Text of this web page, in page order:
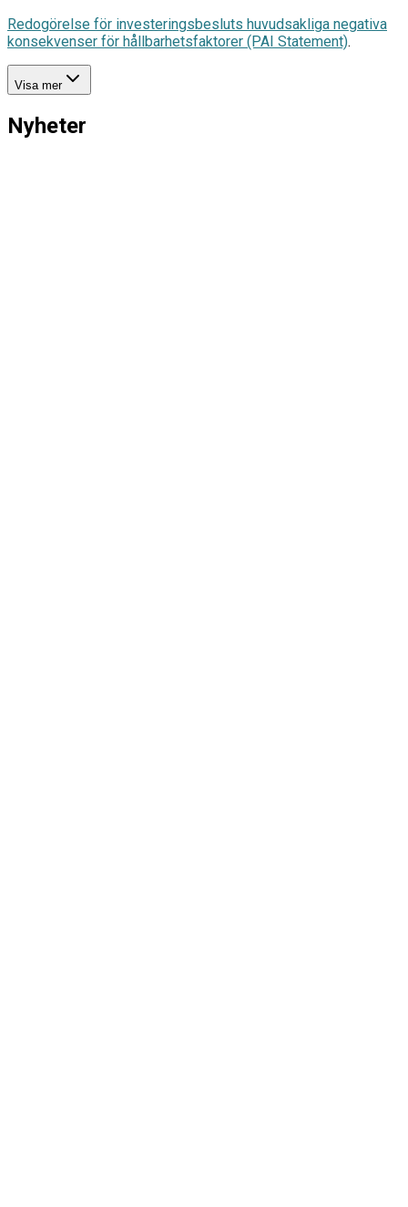
Redogörelse för investeringsbesluts huvudsakliga negativa
konsekvenser för hållbarhetsfaktorer (PAI Statement).
Visa mer
Nyheter